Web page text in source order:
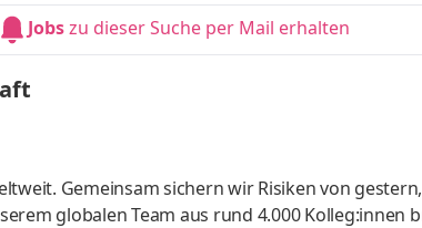
Aufgaben Du
absolvierst ein staatlich anerkanntes
Jobszu dieser Suche per Mail erhalten
Gemein­sam sichern wir Risiken von
globalen Team aus rund 4.000 Kolleg:innen